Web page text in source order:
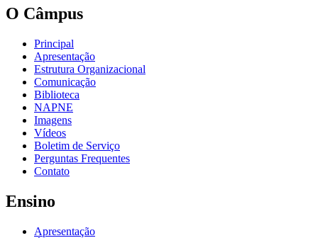
O Câmpus
Principal
Apresentação
Estrutura Organizacional
Comunicação
Biblioteca
NAPNE
Imagens
Vídeos
Boletim de Serviço
Perguntas Frequentes
Contato
Ensino
Apresentação